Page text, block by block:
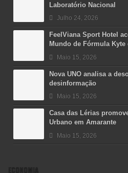
Laboratório Nacional
Julho 24, 2026
FeelViana Sport Hotel
Mundo de Fórmula
Maio 15, 2026
Nova UNO analisa a
desinformação
Maio 15, 2026
Casa das Lérias
Urbano em Amarante
Maio 15, 2026
ECONOMIA